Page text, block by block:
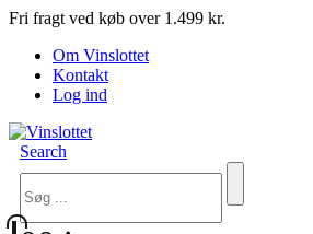
Fri fragt ved køb over 1.499 kr.
Om Vinslottet
Kontakt
Log ind
Search